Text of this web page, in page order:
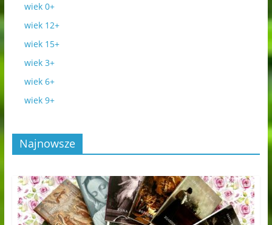
wiek 0+
wiek 12+
wiek 15+
wiek 3+
wiek 6+
wiek 9+
Najnowsze